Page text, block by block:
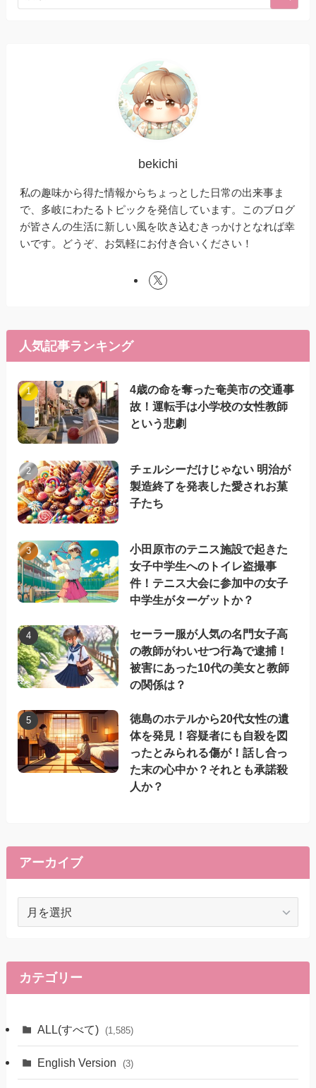
bekichi
私の趣味から得た情報からちょっとした日常の出来事ま
で、多岐にわたるトピックを発信しています。このブログ
が皆さんの生活に新しい風を吹き込むきっかけとなれば幸
いです。どうぞ、お気軽にお付き合いください！
人気記事ランキング
4歳の命を奪った奄美市の交通事
故！運転手は小学校の女性教師
という悲劇
チェルシーだけじゃない 明治が
製造終了を発表した愛されお菓
子たち
小田原市のテニス施設で起きた
女子中学生へのトイレ盗撮事
件！テニス大会に参加中の女子
中学生がターゲットか？
セーラー服が人気の名門女子高
の教師がわいせつ行為で逮捕！
被害にあった10代の美女と教師
の関係は？
徳島のホテルから20代女性の遺
体を発見！容疑者にも自殺を図
ったとみられる傷が！話し合っ
た末の心中か？それとも承諾殺
人か？
アーカイブ
ブ
カテゴリー
ALL(すべて) (1,585)
English Version (3)